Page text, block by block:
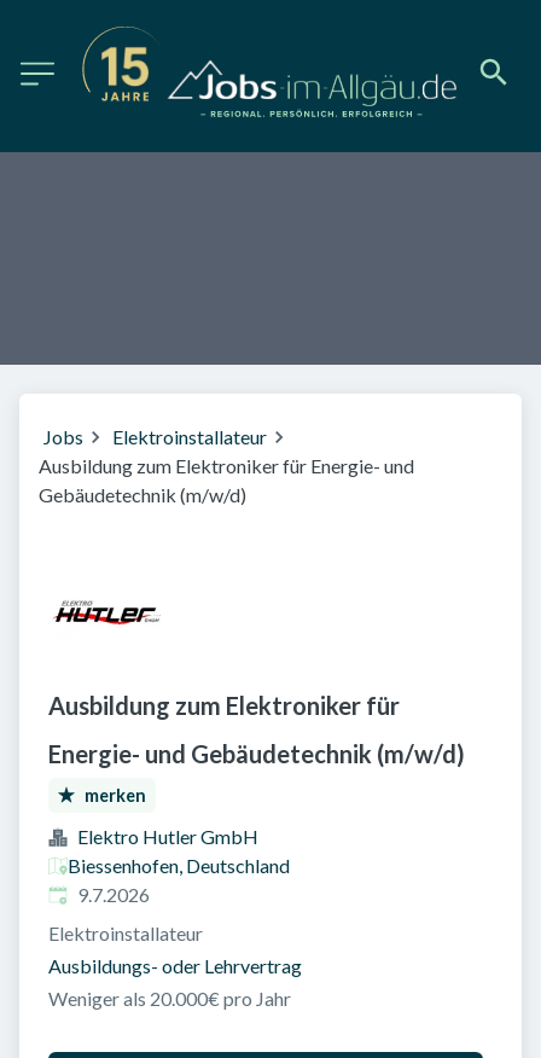
Jobs
Elektroinstallateur
Ausbildung zum Elektroniker für Energie- und
Gebäudetechnik (m/w/d)
Ausbildung zum Elektroniker für
Energie- und Gebäudetechnik (m/w/d)
merken
Elektro Hutler GmbH
Biessenhofen, Deutschland
Veröffentlicht am
9.7.2026
Elektroinstallateur
Ausbildungs- oder Lehrvertrag
Weniger als 20.000€ pro Jahr